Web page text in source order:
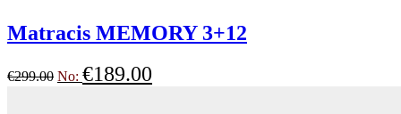
Matracis MEMORY 3+12
€299.00 No: €189.00